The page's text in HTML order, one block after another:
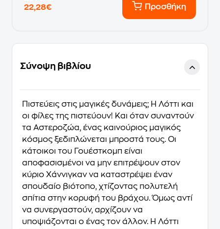
22,28€
Προσθήκη
Σύνοψη βιβλίου
Πιστεύεις στις μαγικές δυνάμεις; Η Λόττι και
οι φίλες της πιστεύουν! Και όταν συναντούν
τα Αστεροζώα, ένας καινούριος μαγικός
κόσμος ξεδιπλώνεται μπροστά τους. Οι
κάτοικοι του Γουέστκομπ είναι
αποφασισμένοι να μην επιτρέψουν στον
κύριο Χάννιγκαν να καταστρέψει έναν
σπουδαίο βιότοπο, χτίζοντας πολυτελή
σπίτια στην κορυφή του βράχου. Όμως αντί
να συνεργαστούν, αρχίζουν να
υποψιάζονται ο ένας τον άλλον. Η Λόττι